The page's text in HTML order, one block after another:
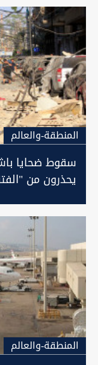
المنطقة-والعالم
سقوط ضحايا
يحذرون من
المنطقة-والعالم